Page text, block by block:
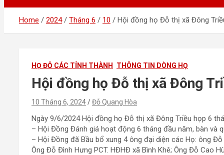
Home 2024 Tháng 6 10 Hội đồng họ Đỗ thị xã Đông
HỌ ĐỖ CÁC TỈNH THÀNH THÔNG TIN DÒNG HỌ
Hội đồng họ Đỗ thị xã Đông
10 Tháng 6, 2024 Đỗ Quang Hòa
Ngày 9/6/2024 Hội đồng họ Đỗ thị xã Đông Triều họp 6
– Hội Đồng Đánh giá hoạt động 6 tháng đầu năm, bàn và
– Hội Đồng đã Bầu bổ xung 4 ông đại diện các Họ: ông
Ông Đỗ Đình Hưng PCT. HĐHĐ xã Bình Khê; Ông Đỗ Cao